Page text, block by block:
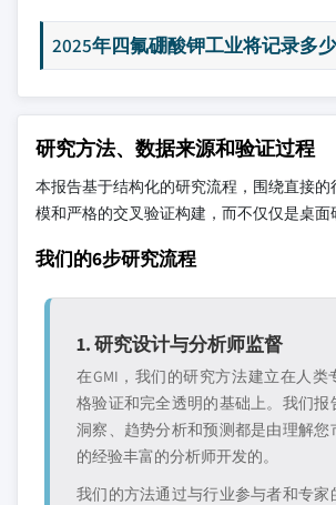
2025年四氟硼酸钾工业将记录多
研究方法、数据来源和验证过程
本报告基于结构化的研究流程，围绕直接的
模和严格的交叉验证构建，而不仅仅是桌面
我们的6步研究流程
1. 研究设计与分析师监督
在GMI，我们的研究方法建立在人类
格验证和完全透明的基础上。我们报
洞察、趋势分析和预测都是由理解您
的经验丰富的分析师开发的。
我们的方法通过与行业参与者和专家